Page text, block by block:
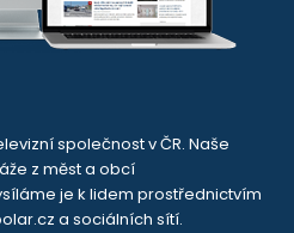
společnost v ČR. Naše
z měst a obcí
je k lidem prostřednictvím
a sociálních sítí.